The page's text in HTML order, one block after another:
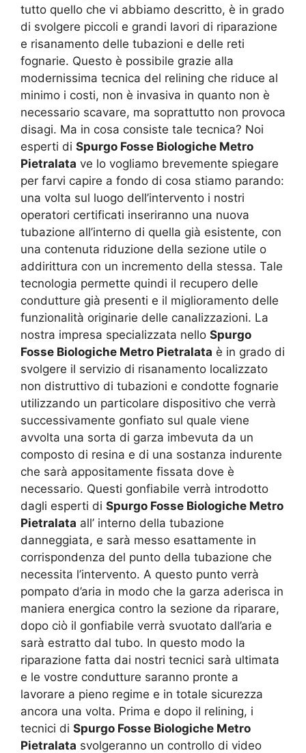
tutto quello che vi abbiamo descritto, è in grado
di svolgere piccoli e grandi lavori di riparazione
e risanamento delle tubazioni e delle reti
fognarie. Questo è possibile grazie alla
modernissima tecnica del relining che riduce al
minimo i costi, non è invasiva in quanto non è
necessario scavare, ma soprattutto non provoca
disagi. Ma in cosa consiste tale tecnica? Noi
esperti di Spurgo Fosse Biologiche Metro
Pietralata ve lo vogliamo brevemente spiegare
per farvi capire a fondo di cosa stiamo parando:
una volta sul luogo dell’intervento i nostri
operatori certificati inseriranno una nuova
tubazione all’interno di quella già esistente, con
una contenuta riduzione della sezione utile o
addirittura con un incremento della stessa. Tale
tecnologia permette quindi il recupero delle
condutture già presenti e il miglioramento delle
funzionalità originarie delle canalizzazioni. La
nostra impresa specializzata nello Spurgo
Fosse Biologiche Metro Pietralata è in grado di
svolgere il servizio di risanamento localizzato
non distruttivo di tubazioni e condotte fognarie
utilizzando un particolare dispositivo che verrà
successivamente gonfiato sul quale viene
avvolta una sorta di garza imbevuta da un
composto di resina e di una sostanza indurente
che sarà appositamente fissata dove è
necessario. Questi gonfiabile verrà introdotto
dagli esperti di Spurgo Fosse Biologiche Metro
Pietralata all’ interno della tubazione
danneggiata, e sarà messo esattamente in
corrispondenza del punto della tubazione che
necessita l’intervento. A questo punto verrà
pompato d’aria in modo che la garza aderisca in
maniera energica contro la sezione da riparare,
dopo ciò il gonfiabile verrà svuotato dall’aria e
sarà estratto dal tubo. In questo modo la
riparazione fatta dai nostri tecnici sarà ultimata
e le vostre condutture saranno pronte a
lavorare a pieno regime e in totale sicurezza
ancora una volta. Prima e dopo il relining, i
tecnici di Spurgo Fosse Biologiche Metro
Pietralata svolgeranno un controllo di video